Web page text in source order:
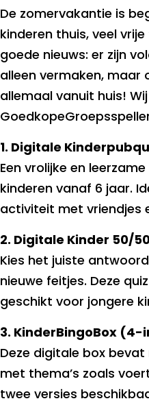
De zomervakantie is
kinderen thuis, veel
goede nieuws: er zijn
alleen vermaken, maar
allemaal vanuit huis!
1. Digitale
Een vrolijke en
kinderen vanaf 6 jaar.
activiteit met vriendjes
2. Digitale Kinder 50/
Kies het juiste
nieuwe feitjes. Deze
geschikt voor jongere
3. KinderBingoBox (4-
Deze digitale box
met thema’s zoals
twee versies